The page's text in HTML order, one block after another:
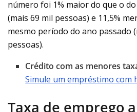
número foi 1% maior do que o
(mais 69 mil pessoas) e 11,5%
mesmo período do ano passado
pessoas).
Crédito com as menores
Simule um empréstimo com
Taxa de emprego